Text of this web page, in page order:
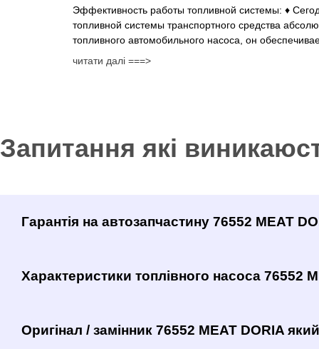
Эффективность работы топливной системы: ♦
топливной системы транспортного средства
топливного автомобильного насоса, он
читати далі ===>
Запитання які
Гарантія на автозапчастину 76552 MEAT
Характеристики топлівного насоса 76552
Оригінал / замінник 76552 MEAT DORIA